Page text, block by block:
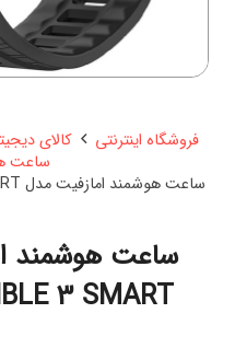
فروشگاه اینترنتی کالای
ساعت
ساعت هوشمند امازفیت مدل DOC TREX COMPATIBLE 3 SMART
3 SMART